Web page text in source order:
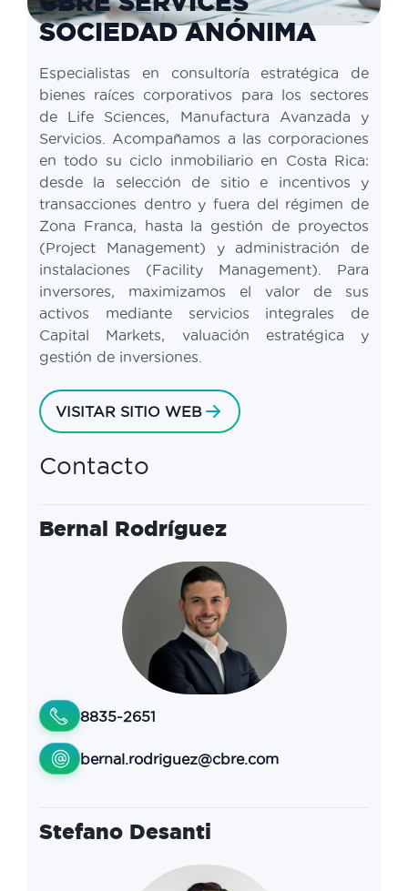
SOCIEDAD ANÓNIMA
Especialistas en consultoría estratégica de
bienes raíces corporativos para los sectores
de Life Sciences, Manufactura Avanzada y
Servicios. Acompañamos a las corporaciones
en todo su ciclo inmobiliario en Costa Rica:
desde la selección de sitio e incentivos y
transacciones dentro y fuera del régimen de
Zona Franca, hasta la gestión de proyectos
(Project Management) y administración de
instalaciones (Facility Management). Para
inversores, maximizamos el valor de sus
activos mediante servicios integrales de
Capital Markets, valuación estratégica y
gestión de inversiones.
VISITAR SITIO WEB
Contacto
Bernal Rodríguez
8835-2651
bernal.rodriguez@cbre.com
Stefano Desanti